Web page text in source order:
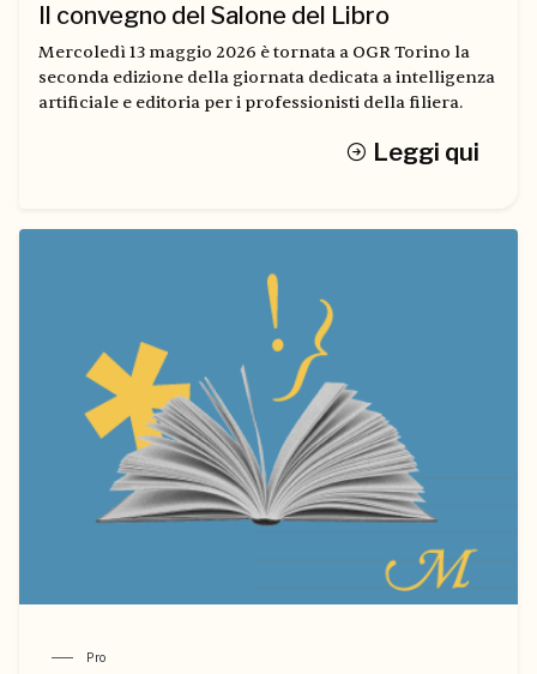
Il convegno del Salone del Libro
Mercoledì 13 maggio 2026 è tornata a OGR Torino la
seconda edizione della giornata dedicata a intelligenza
artificiale e editoria per i professionisti della filiera.
Leggi qui
Pro